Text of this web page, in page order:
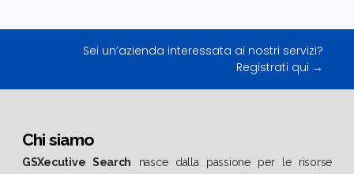
Sei un’azienda interessata ai nostri servizi?
Registrati qui →
Chi siamo
GSXecutive Search nasce dalla passione per le risorse